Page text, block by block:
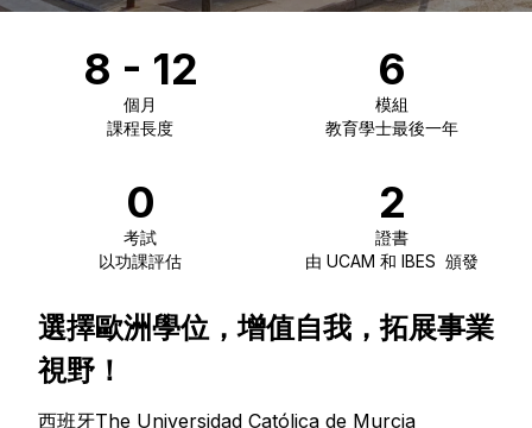
8 - 12
個月
課程長度
6
模組
教育學士最後一年
0
考試
以功課評估
2
證書
由 UCAM 和 IBES  頒發
選擇歐洲學位，增值自我，拓展事業
視野！
西班牙The Universidad Católica de Murcia